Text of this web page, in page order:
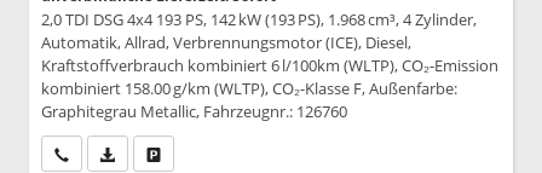
2,0 TDI DSG 4x4 193 PS, 142 kW (193 PS), 1.968 cm³, 4 Zylinder,
Automatik, Allrad, Verbrennungsmotor (ICE), Diesel,
Kraftstoffverbrauch kombiniert 6 l/100km (WLTP), CO₂-Emission
kombiniert 158.00 g/km (WLTP), CO₂-Klasse F, Außenfarbe:
Graphitegrau Metallic, Fahrzeugnr.: 126760
Wir rufen Sie anPDF-Datei, Fahrzeugexposé drucken